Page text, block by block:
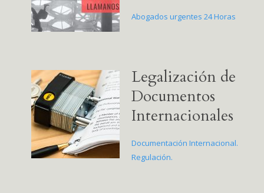
Abogados urgentes 24 Horas
Legalización de
Documentos
Internacionales
Documentación Internacional.
Regulación.